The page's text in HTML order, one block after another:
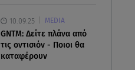
10.09.25 MEDIA
GNTM: Δείτε πλάνα από
τις οντισιόν - Ποιοι θα
καταφέρουν